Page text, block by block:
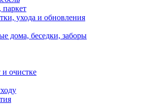
ухода и обновления
дома, беседки, заборы
и очистке